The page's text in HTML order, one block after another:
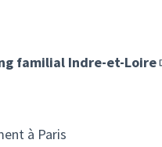
familial Indre-et-Loire
à Paris